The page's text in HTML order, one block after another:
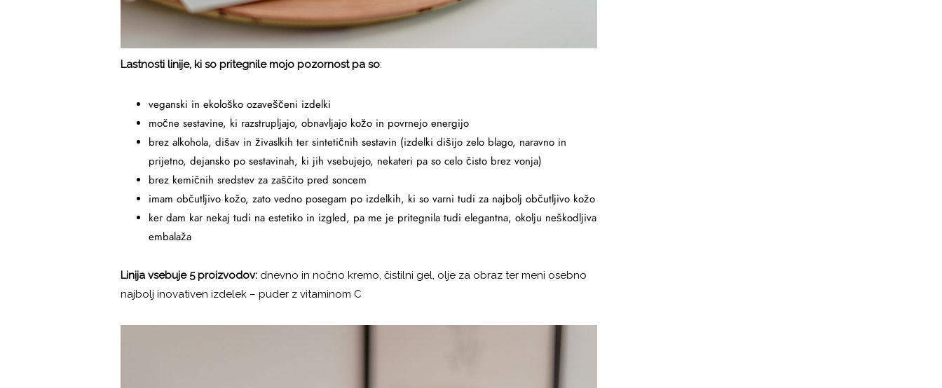
Lastnosti linije, ki so pritegnile mojo pozornost pa so:
veganski in ekološko ozaveščeni izdelki
močne sestavine, ki razstrupljajo, obnavljajo kožo in povrnejo energijo
brez alkohola, dišav in živaslkih ter sintetičnih sestavin (izdelki dišijo zelo blago, naravno in
prijetno, dejansko po sestavinah, ki jih vsebujejo, nekateri pa so celo čisto brez vonja)
brez kemičnih sredstev za zaščito pred soncem
imam občutljivo kožo, zato vedno posegam po izdelkih, ki so varni tudi za najbolj občutljivo kožo
ker dam kar nekaj tudi na estetiko in izgled, pa me je pritegnila tudi elegantna, okolju neškodljiva
embalaža
Linija vsebuje 5 proizvodov: dnevno in nočno kremo, čistilni gel, olje za obraz ter meni osebno
najbolj inovativen izdelek – puder z vitaminom C